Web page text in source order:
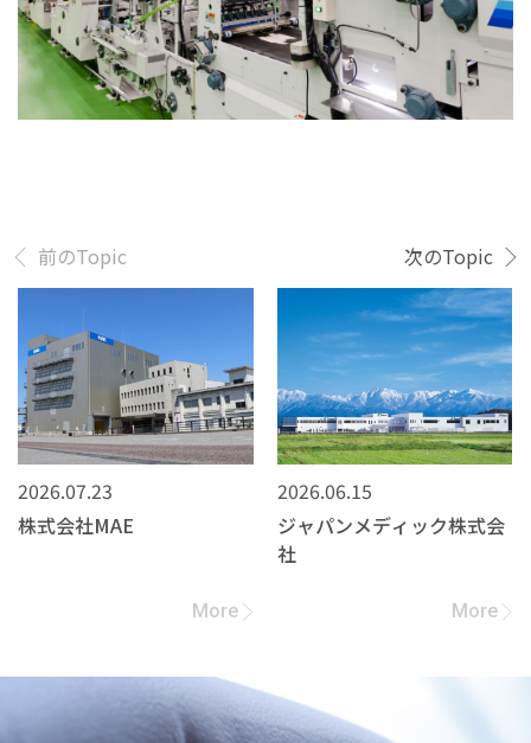
2026.07.23
株式会社MAE
More
2026.06.15
ジャパンメディック株式会
社
More
前のTopic 次のTopic